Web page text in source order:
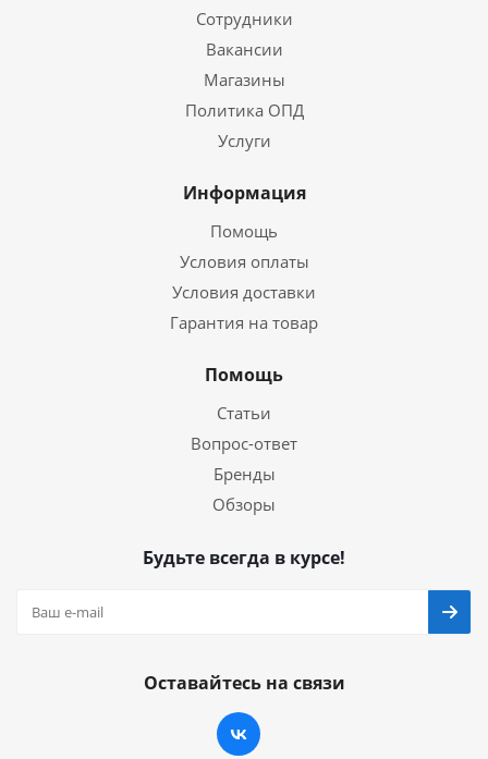
Сотрудники
Вакансии
Магазины
Политика ОПД
Услуги
Информация
Помощь
Условия оплаты
Условия доставки
Гарантия на товар
Помощь
Статьи
Вопрос-ответ
Бренды
Обзоры
Будьте всегда в курсе!
Оставайтесь на связи